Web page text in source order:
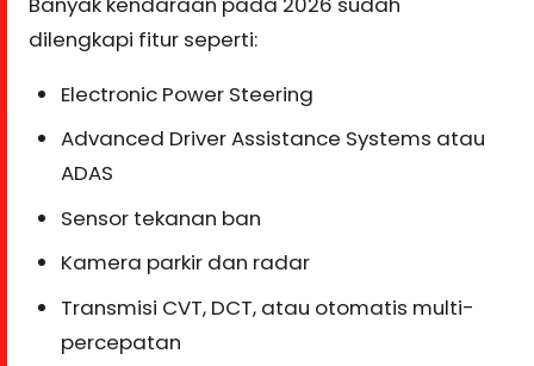
dilengkapi fitur seperti:
Electronic Power Steering
Advanced Driver Assistance Systems atau
ADAS
Sensor tekanan ban
Kamera parkir dan radar
Transmisi CVT, DCT, atau otomatis multi-
percepatan